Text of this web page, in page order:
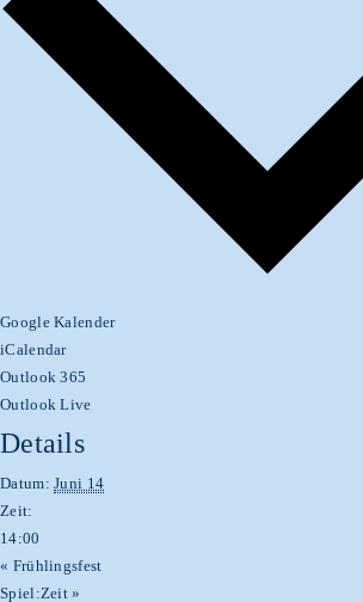
Google Kalender
iCalendar
Outlook 365
Outlook Live
Details
Datum: Juni 14
Zeit:
14:00
« Frühlingsfest
Spiel:Zeit»